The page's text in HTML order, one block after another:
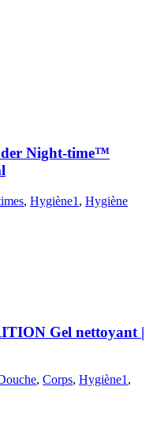
Night-time™
, Hygiène1 , Hygiène
Gel nettoyant |
, Corps, Hygiène1,